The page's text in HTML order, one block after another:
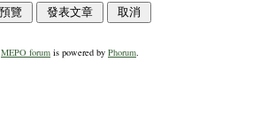
MEPO forum is powered by Phorum.